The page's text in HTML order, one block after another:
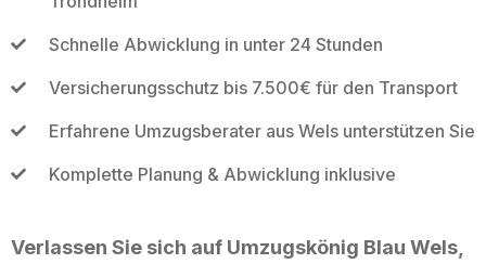
Schnelle Abwicklung in unter 24 Stunden
Versicherungsschutz bis 7.500€ für den Transport
Erfahrene Umzugsberater aus Wels unterstützen Sie
Komplette Planung & Abwicklung inklusive
Verlassen Sie sich auf Umzugskönig Blau Wels,